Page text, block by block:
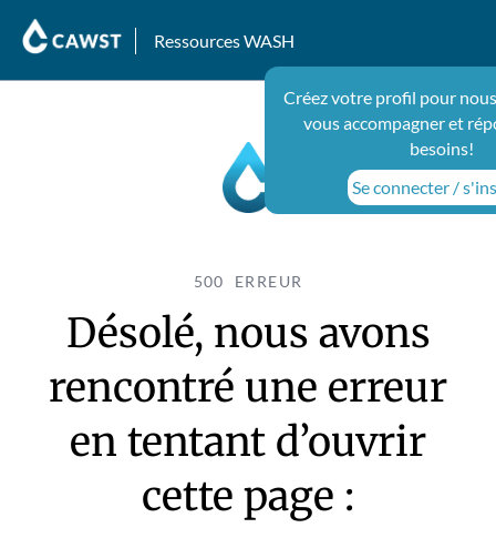
Ressources WASH
Créez votre profil pour
vous accompagner et
besoins!
Se connecter /
500 ERREUR
Désolé, nous avons
rencontré une erreur
en tentant d’ouvrir
cette page :